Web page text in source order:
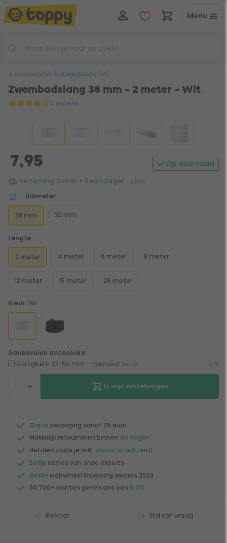
Menu
Accessoires & speelgoed PVC
Zwembadslang 38 mm - 2 meter - Wit
4 reviews
7,95 Op voorraad
Verzending binnen 1-2 werkdagen
Diameter
38 mm 32 mm
Lengte
2 meter 4 meter 6 meter 9 meter
12 meter 15 meter 25 meter
Kleur:Wit
Aanbevolen accessoire:
Slangklem 32-50 mm - roestvast bekijk 2,18
In mijn winkelwagen
Gratis bezorging vanaf 75 euro
Makkelijk retourneren binnen 90 dagen
Betalen zoals je wilt, vooraf of achteraf
Eerlijk advies van onze experts
Beste webwinkel Shopping Awards 2023
30.700+ klanten geven ons een 9 /10
Bewaar Stel een vraag